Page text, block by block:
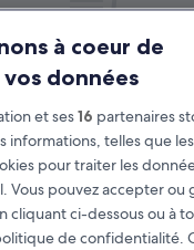
Balatonfüred
à coeur de
données
et ses16 partenaires
informations, telles que
pour traiter les
Vous pouvez accepter ou
cliquant ci-dessous ou à
de confidentialité.